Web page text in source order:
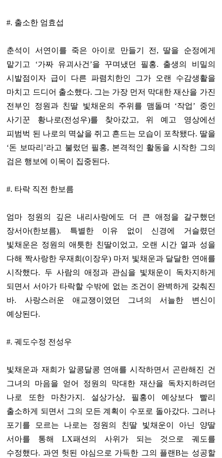
#. 출소한 엄효섭
춘석이 서연이를 죽은 아이로 만들기 전, 딸을 순정에게
맡기고 ‘가짜 유괴사건’을 꾸며냈던 필홍. 출생의 비밀의
시발점이자 급이 다른 파렴치한인 그가 오랜 수감생활을
마치고 드디어 출소했다. 그는 가장 먼저 막대한 재산을 가진
전부인 정원과 친딸 빛채운의 주위를 맴돌며 ‘작업’ 중인
사기꾼 황나로(전성우)를 찾아갔고, 위 예고 영상에선
피범벅 된 나로의 멱살을 쥐고 흔드는 모습이 포착됐다. 딸을
‘돈 보따리’라고 불렀던 필홍, 본격적인 활동을 시작한 그의
검은 행보에 이목이 집중된다.
#. 타락 직전 한보름
엄마 정원의 깊은 내리사랑에도 더 큰 애정을 갈구했던
장서아(한보름). 특별한 이유 없이 신경에 거슬렸던
빛채운은 정원의 애틋한 친딸이었고, 오랜 시간 열과 성을
다해 짝사랑한 우재희(이장우) 마저 빛채운과 달달한 연애를
시작했다. 두 사람의 애정과 관심을 빛채운이 독차지하게
되면서 서아가 타락할 수밖에 없는 조건이 완벽하게 갖춰진
바. 사랑스러운 애교쟁이였던 그녀의 서늘한 변신이
예상된다.
#. 궤도수정 전성우
빛채운과 재희가 알콩달콩 연애를 시작하면서 곤란해진 건
그녀의 마음을 얻어 정원의 막대한 재산을 독차지하려던
나로 또한 마찬가지. 설상가상, 필홍이 예상보다 빨리
출소하게 되면서 그의 모든 계획이 수포로 돌아갔다. 그러나
포기를 모르는 나로는 정원의 친딸 빛채운이 아닌 양딸
서아를 통해 LX패션의 사위가 되는 것으로 궤도를
수정했다. 과연 헛된 야심으로 가득한 그의 플랜B는 성공할